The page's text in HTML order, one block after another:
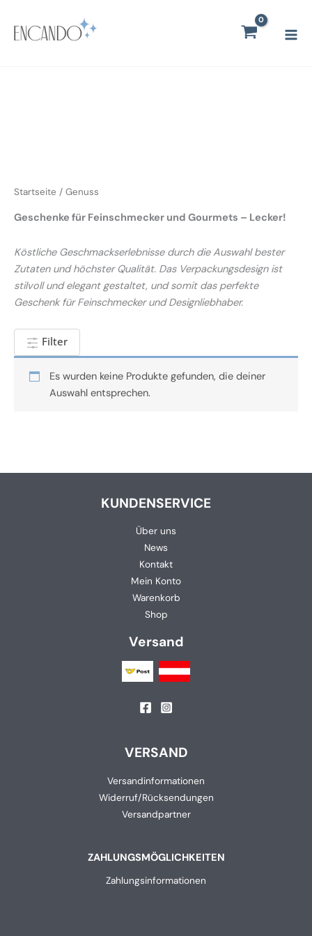
Inhalt
springen
Startseite / Genuss
Geschenke für Feinschmecker und Gourmets – Lecker!
Köstliche Geschmackserlebnisse durch die Auswahl bester
Zutaten und höchster Qualität. Das Verpackungsdesign ist
stilvoll und elegant gestaltet, und somit das perfekte
Geschenk für Feinschmecker und Designliebhaber.
Filter
Es wurden keine Produkte gefunden, die deiner
Auswahl entsprechen.
KUNDENSERVICE
Über uns
News
Kontakt
Mein Konto
Warenkorb
Shop
Versand
VERSAND
Versandinformationen
Widerruf/Rücksendungen
Versandpartner
ZAHLUNGSMÖGLICHKEITEN
Zahlungsinformationen